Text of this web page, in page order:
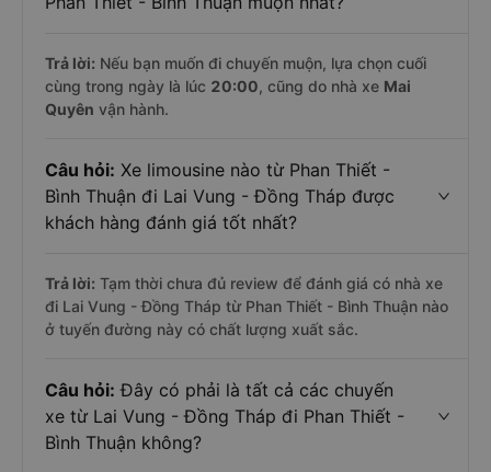
Trả lời: Nếu bạn muốn đi chuyến muộn, lựa chọn cuối
cùng trong ngày là lúc 20:00, cũng do nhà xe Mai
Quyên vận hành.
Câu hỏi: Xe limousine nào từ Phan Thiết -
Bình Thuận đi Lai Vung - Đồng Tháp được
khách hàng đánh giá tốt nhất?
Trả lời: Tạm thời chưa đủ review để đánh giá có nhà xe
đi Lai Vung - Đồng Tháp từ Phan Thiết - Bình Thuận nào
ở tuyến đường này có chất lượng xuất sắc.
Câu hỏi: Đây có phải là tất cả các chuyến
xe từ Lai Vung - Đồng Tháp đi Phan Thiết -
Bình Thuận không?